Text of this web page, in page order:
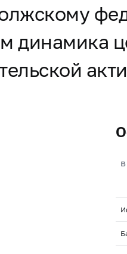
динамика